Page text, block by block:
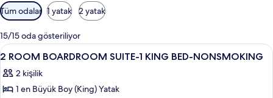
Odalar
için
mevcut
filtreler
Tüm odalar 1 yatak 2 yatak
15/15 oda gösteriliyor
2
ROOM
BOARDROOM
SUITE-
1 yatak odası, yastık yüzeyli yatak,
12
2 ROOM BOARDROOM SUITE-1 KING BED-NONSMOKING
2 kişilik
1 en Büyük Boy (King) Yatak